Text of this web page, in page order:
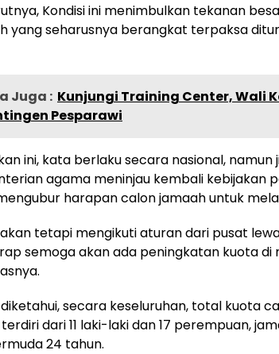
Kondisi ini menimbulkan tekanan
yang seharusnya berangkat terpaksa
Juga : Kunjungi Training Center, Wali
Pesparawi
ini, kata berlaku secara nasional,
agama meninjau kembali kebijakan
harapan calon jamaah untuk
akan tetapi mengikuti aturan dari pusat
semoga akan ada peningkatan kuota di
secara keseluruhan, total kuota
dari 11 laki-laki dan 17 perempuan,
24 tahun.